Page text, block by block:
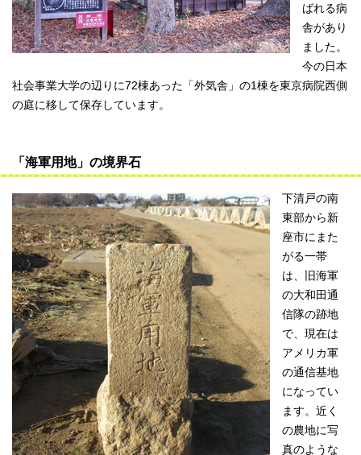
ばれる病
舎があり
ました。
今の日本
社会事業大学の辺りに72棟あった「外気舎」の1棟を東京病院西側
の庭に移して保存しています。
「海軍用地」の境界石
下清戸の南
東部から新
座市にまた
がる一帯
は、旧海軍
の大和田通
信隊の跡地
で、現在は
アメリカ軍
の通信基地
になってい
ます。近く
の農地に写
真のような